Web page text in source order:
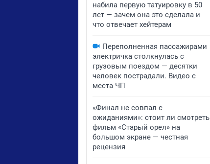
набила первую татуировку в 50
лет — зачем она это сделала и
что отвечает хейтерам
Переполненная пассажирами
электричка столкнулась с
грузовым поездом — десятки
человек пострадали. Видео с
места ЧП
«Финал не совпал с
ожиданиями»: стоит ли смотреть
фильм «Старый орел» на
большом экране — честная
рецензия